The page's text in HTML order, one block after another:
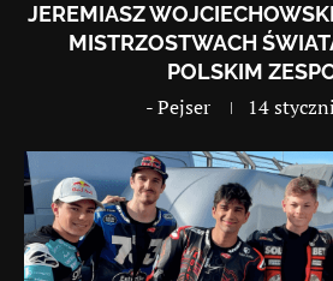
JEREMIASZ
MISTRZOSTWACH
POLSKIM
-Pejser 14